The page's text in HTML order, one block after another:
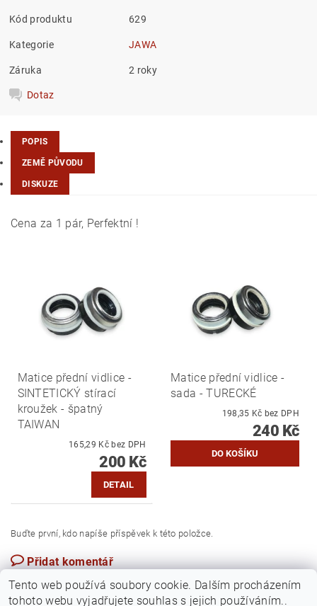
Kód produktu 629
Kategorie JAWA
Záruka 2 roky
Dotaz
POPIS
ZEMĚ PŮVODU
DISKUZE
Cena za 1 pár, Perfektní !
Matice přední vidlice -
SINTETICKÝ stírací
kroužek - špatný
TAIWAN
165,29 Kč bez DPH
200 Kč
DETAIL
Matice přední vidlice -
sada - TURECKÉ
198,35 Kč bez DPH
240 Kč
Buďte první, kdo napíše příspěvek k této položce.
Přidat komentář
Tento web používá soubory cookie. Dalším procházením
tohoto webu vyjadřujete souhlas s jejich používáním..